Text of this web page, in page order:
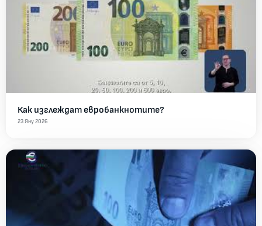
Как изглеждат евробанкнотите?
23 Яну 2026